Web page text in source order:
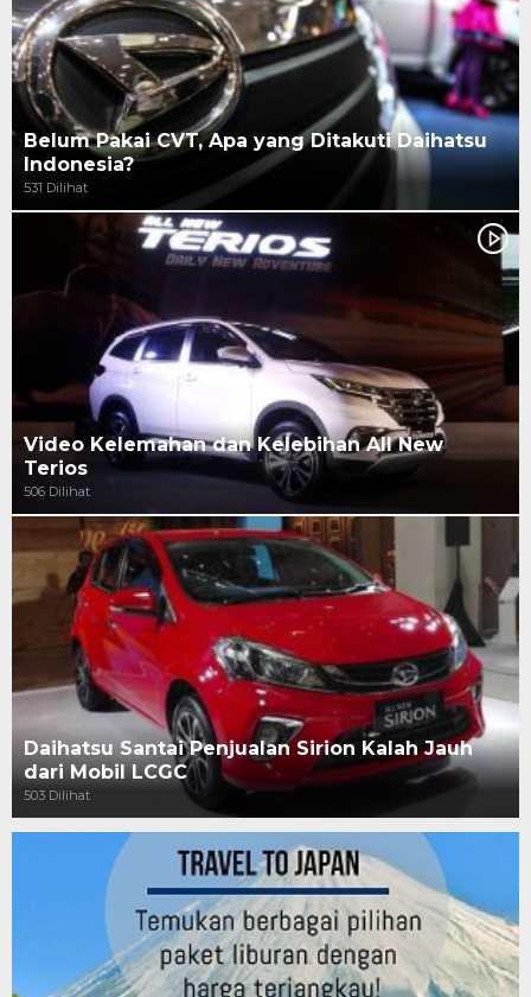
Belum Pakai CVT, Apa yang Ditakuti Daihatsu
Indonesia?
531 Dilihat
Video Kelemahan dan Kelebihan All New
Terios
506 Dilihat
Daihatsu Santai Penjualan Sirion Kalah Jauh
dari Mobil LCGC
503 Dilihat